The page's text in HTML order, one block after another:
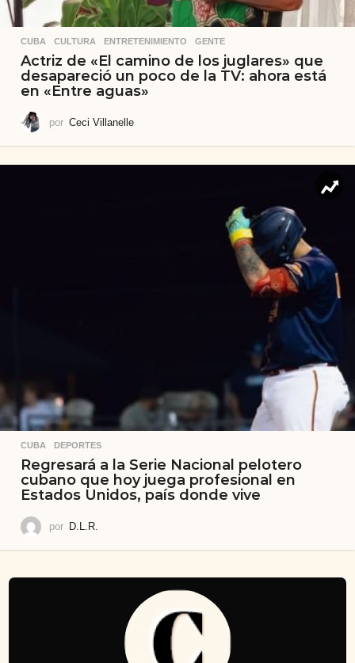
CUBA ,CULTURA ,ENTRETENIMIENTO ,GENTE
Actriz de «El camino de los juglares» que
desapareció un poco de la TV: ahora está
en «Entre aguas»
por Ceci Villanelle
CUBA ,DEPORTES
Regresará a la Serie Nacional pelotero
cubano que hoy juega profesional en
Estados Unidos, país donde vive
por D.L.R.